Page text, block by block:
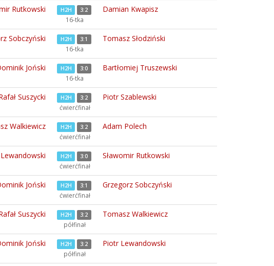
Rutkowski H2H 3:2 Damian Kwapisz
16-tka
Sobczyński H2H 3:1 Tomasz Słodziński
16-tka
Joński H2H 3:0 Bartłomiej Truszewski
16-tka
Suszycki H2H 3:2 Piotr Szablewski
ćwierćfinał
Walkiewicz H2H 3:2 Adam Polech
ćwierćfinał
H2H 3:0 Sławomir Rutkowski
ćwierćfinał
Joński H2H 3:1 Grzegorz Sobczyński
ćwierćfinał
Suszycki H2H 3:2 Tomasz Walkiewicz
półfinał
Joński H2H 3:2 Piotr Lewandowski
półfinał